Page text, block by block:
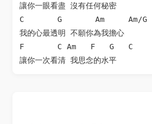
讓你一眼看盡 沒有任何秘密
C       G       Am     Am/G
我的心最透明 不願你為我擔心
F       C Am   F   G   C